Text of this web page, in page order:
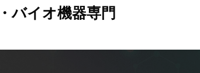
・バイオ機器専門